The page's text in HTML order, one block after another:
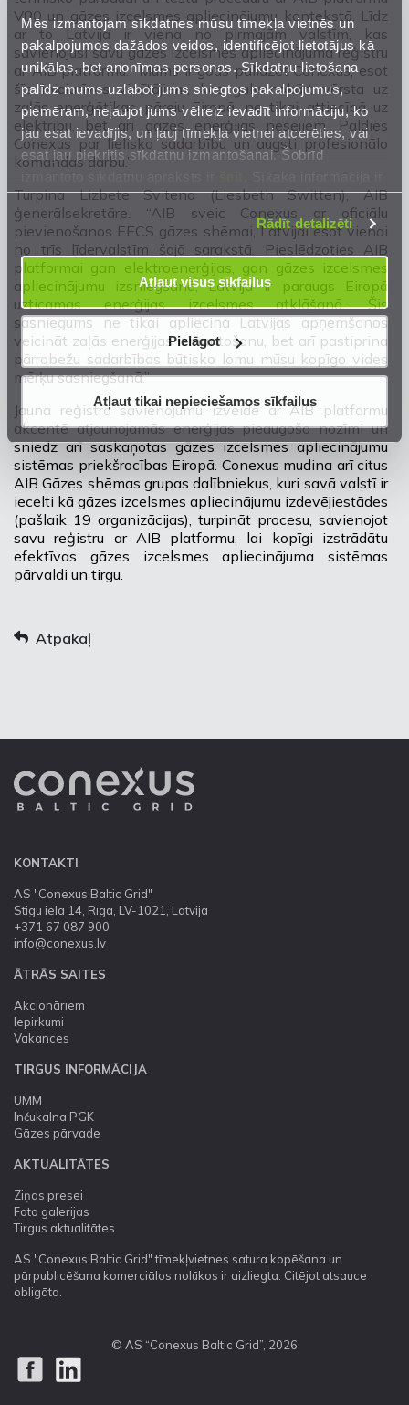
Mēs izmantojam sīkdatnes mūsu tīmekļa vietnēs un
pakalpojumos dažādos veidos, identificējot lietotājus kā
unikālas, bet anonīmas personas. Sīkdatņu lietošana
palīdz mums uzlabot jums sniegtos pakalpojumus,
piemēram, neļaujot jums vēlreiz ievadīt informāciju, ko
jau esat ievadījis, un ļauj tīmekļa vietnei atcerēties, vai
esat jau piekritis sīkdatņu izmantošanai. Šobrīd
mūsuPrivātuma atrunā.
Rādīt detalizēti
Atļaut visus sīkfailus
Pielāgot
Atļaut tikai nepieciešamos sīkfailus
V80 un gāzes izcelsmes apliecinājumu kontekstā. Līdz
ar to Latvija ir viena no pirmajām valstīm, kas
savienojusi savu gāzes izcelsmes apliecinājuma reģistru
ar AIB platformu. Mums ir gods palīdzēt Conexus, esot
šīs iniciatīvas virzītājiem, kas galvenokārt vērsta uz
zaļās enerģētikas pāreju Eiropā, ne tikai attiecībā uz
elektrību, bet arī gāzes enerģijas nesējiem. Paldies
Conexus par lielisko sadarbību un augsti profesionālo
komandas darbu.”
Turpina Lizbete Svitena (Liesbeth Switten), AIB
ģenerālsekretāre. “AIB sveic Conexus ar oficiālu
pievienošanos EECS gāzes shēmai, Latvijai esot vienai
no trīs līdervalstīm šajā sarakstā. Pieslēdzoties AIB
platformai gan elektroenerģijas, gan gāzes izcelsmes
apliecinājumu izsniegšanā, Latvija ir paraugs Eiropā
uzticamas enerģijas izcelsmes atklāšanā. Šis
sasniegums ne tikai apliecina Latvijas apņemšanos
veicināt zaļās enerģijas izmantošanu, bet arī pastiprina
pārrobežu sadarbības būtisko lomu mūsu kopīgo vides
mērķu sasniegšanā.”
Jauna reģistra savienojumu izveide ar AIB platformu
akcentē atjaunojamās enerģijas pieaugošo nozīmi un
sniedz arī saskaņotas gāzes izcelsmes apliecinājumu
sistēmas priekšrocības Eiropā. Conexus mudina arī citus
AIB Gāzes shēmas grupas dalībniekus, kuri savā valstī ir
iecelti kā gāzes izcelsmes apliecinājumu izdevējiestādes
(pašlaik 19 organizācijas), turpināt procesu, savienojot
savu reģistru ar AIB platformu, lai kopīgi izstrādātu
efektīvas gāzes izcelsmes apliecinājuma sistēmas
pārvaldi un tirgu.
Atpakaļ
KONTAKTI
AS "Conexus Baltic Grid"
Stigu iela 14, Rīga, LV-1021, Latvija
+371 67 087 900
info@conexus.lv
ĀTRĀS SAITES
Akcionāriem
Iepirkumi
Vakances
TIRGUS INFORMĀCIJA
UMM
Inčukalna PGK
Gāzes pārvade
AKTUALITĀTES
Ziņas presei
Foto galerijas
Tirgus aktualitātes
AS "Conexus Baltic Grid" tīmekļvietnes satura kopēšana un
pārpublicēšana komerciālos nolūkos ir aizliegta. Citējot atsauce
obligāta.
© AS “Conexus Baltic Grid”, 2026